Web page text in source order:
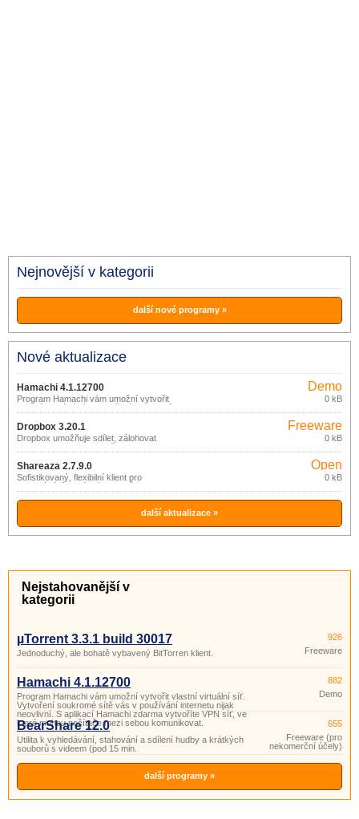
Nejnovější v kategorii
další nové programy »
Nové aktualizace
Hamachi 4.1.12700
Program Hamachi vám umožní vytvořit
vlastní virtuální síť. Vytvoření soukromé
sítě vás v používání internetu nijak
neovlivní. S aplikací Hamachi zdarma
vytvoříte VPN síť, ve které mohou
počítače mezi sebou komunikovat.
Demo
0 kB
Dropbox 3.20.1
Dropbox umožňuje sdílet, zálohovat
nebo synchronizovat vaše soubory
prostřednictvím online služby (zdarma
do 2GB dat).
Freeware
0 kB
Shareaza 2.7.9.0
Sofistikovaný, flexibilní klient pro
vyhledávání a sdílení souborů v P2P
sítích eDonkey2000, Gnutella, BitTorrent
a Gnutella2 (G2).
Open
source
(gpl)
0 kB
další aktualizace »
Nejstahovanější v
kategorii
µTorrent 3.3.1 build 30017
Jednoduchý, ale bohatě vybavený BitTorren klient.
926
Freeware
Hamachi 4.1.12700
Program Hamachi vám umožní vytvořit vlastní virtuální síť.
Vytvoření soukromé sítě vás v používání internetu nijak
neovlivní. S aplikací Hamachi zdarma vytvoříte VPN síť, ve
které mohou počítače mezi sebou komunikovat.
882
Demo
BearShare 12.0
Utilita k vyhledávání, stahování a sdílení hudby a krátkých
souborů s videem (pod 15 min.
655
Freeware (pro
nekomerční účely)
další programy »